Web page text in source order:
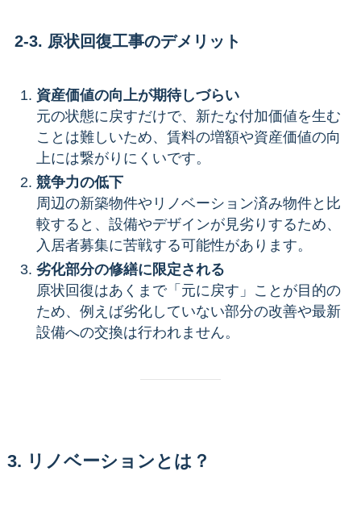
2-3. 原状回復工事のデメリット
資産価値の向上が期待しづらい
元の状態に戻すだけで、新たな付加価値を生む
ことは難しいため、賃料の増額や資産価値の向
上には繋がりにくいです。
競争力の低下
周辺の新築物件やリノベーション済み物件と比
較すると、設備やデザインが見劣りするため、
入居者募集に苦戦する可能性があります。
劣化部分の修繕に限定される
原状回復はあくまで「元に戻す」ことが目的の
ため、例えば劣化していない部分の改善や最新
設備への交換は行われません。
3. リノベーションとは？